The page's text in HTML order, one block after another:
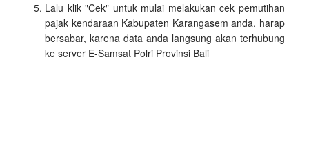
Lalu klik "Cek" untuk mulai melakukan cek pemutihan
pajak kendaraan Kabupaten Karangasem anda. harap
bersabar, karena data anda langsung akan terhubung
ke server E-Samsat Polri Provinsi Bali